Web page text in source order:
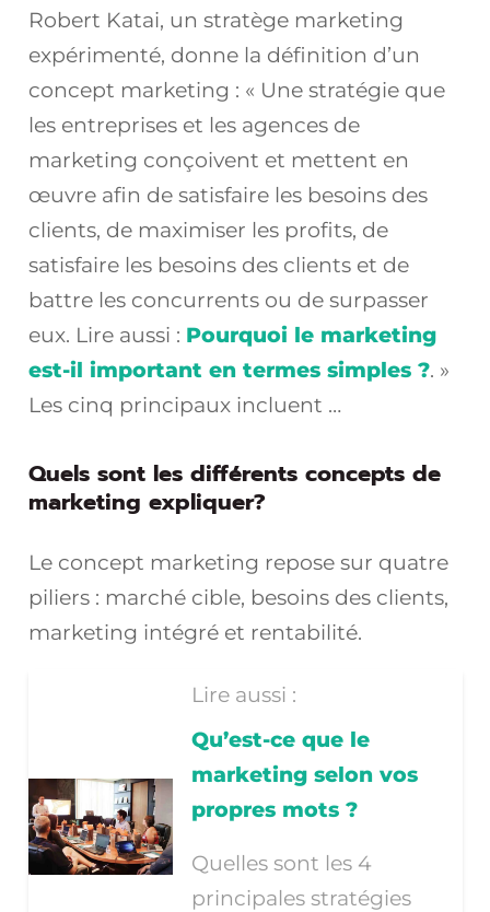
Robert Katai, un stratège marketing
expérimenté, donne la définition d’un
concept marketing : « Une stratégie que
les entreprises et les agences de
marketing conçoivent et mettent en
œuvre afin de satisfaire les besoins des
clients, de maximiser les profits, de
satisfaire les besoins des clients et de
battre les concurrents ou de surpasser
eux. Lire aussi : Pourquoi le marketing
est-il important en termes simples ?. »
Les cinq principaux incluent …
Quels sont les différents concepts de
marketing expliquer?
Le concept marketing repose sur quatre
piliers : marché cible, besoins des clients,
marketing intégré et rentabilité.
Lire aussi :
Qu’est-ce que le
marketing selon vos
propres mots ?
Quelles sont les 4
principales stratégies